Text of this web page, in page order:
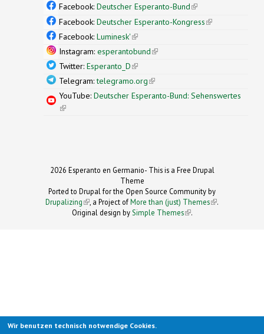
Facebook: Deutscher Esperanto-Bund(link is
external)
Facebook: Deutscher Esperanto-Kongress(link is
Facebook: Luminesk'(link is external)
Instagram: esperantobund(link is external)
Twitter: Esperanto_D(link is external)
Telegram:telegramo.org(link is external)
YouTube: Deutscher Esperanto-Bund: Sehenswertes
(link is external)
2026 Esperanto en Germanio- This is a Free Drupal
Theme
Ported to Drupal for the Open Source Community by
Drupalizing(link is external)
, a Project ofMore than (just) Themes (link is
.
Original design by Simple Themes
(link is
.
Wir benutzen technisch notwendige Cookies.